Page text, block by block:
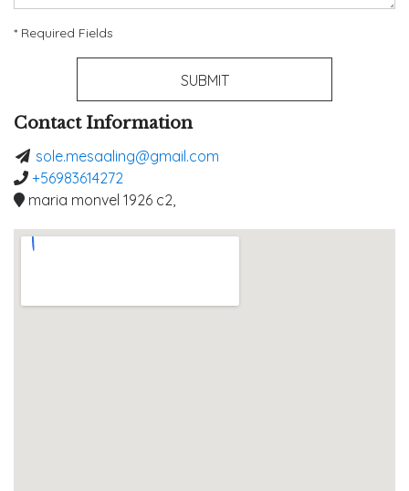
* Required Fields
Contact Information
sole.mesaaling@gmail.com
+56983614272
maria monvel 1926 c2,